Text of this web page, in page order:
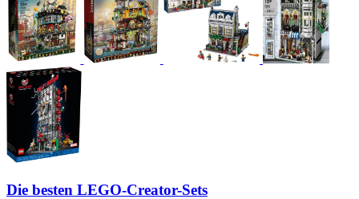
Die besten LEGO-Creator-Sets